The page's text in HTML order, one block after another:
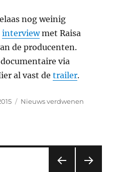
nog weinig
interviewmet Raisa
de producenten.
via
al vast detrailer.
Categorieën
Nieuws verdwenen